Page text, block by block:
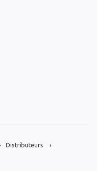
Distributeurs